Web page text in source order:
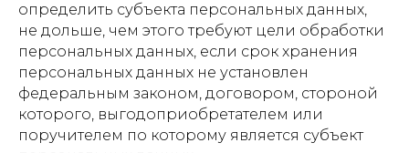
определить субъекта персональных данных,
не дольше, чем этого требуют цели обработки
персональных данных, если срок хранения
персональных данных не установлен
федеральным законом, договором, стороной
которого, выгодоприобретателем или
поручителем по которому является субъект